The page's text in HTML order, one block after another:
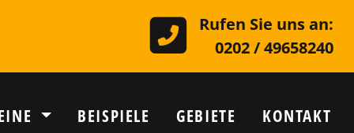
Rufen Sie uns an:
0202 / 49658240
BEISPIELE GEBIETE KONTAKT